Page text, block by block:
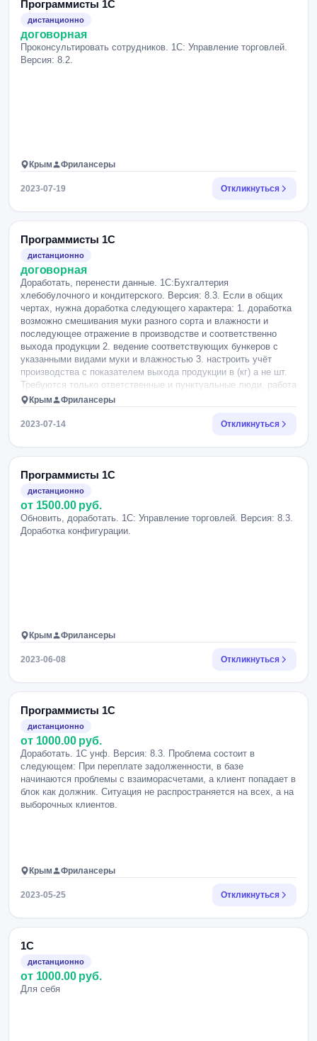
Программисты 1С
дистанционно
договорная
Проконсультировать сотрудников. 1С: Управление торговлей.
Версия: 8.2.
Крым Фрилансеры
2023-07-19 Откликнуться
Программисты 1С
дистанционно
договорная
Доработать, перенести данные. 1С:Бухгалтерия
хлебобулочного и кондитерского. Версия: 8.3. Если в общих
чертах, нужна доработка следующего характера: 1. доработка
возможно смешивания муки разного сорта и влажности и
последующее отражение в производстве и соответственно
выхода продукции 2. ведение соответствующих бункеров с
указанными видами муки и влажностью 3. настроить учёт
производства с показателем выхода продукции в (кг) а не шт.
Требуются только ответственные и пунктуальные люди, работа
по договору. оплата поэтапного закрытия. также нужно будет
содействие в составлении подробного ТЗ.
Крым Фрилансеры
2023-07-14 Откликнуться
Программисты 1С
дистанционно
от 1500.00 руб.
Обновить, доработать. 1С: Управление торговлей. Версия: 8.3.
Доработка конфигурации.
Крым Фрилансеры
2023-06-08 Откликнуться
Программисты 1С
дистанционно
от 1000.00 руб.
Доработать. 1С унф. Версия: 8.3. Проблема состоит в
следующем: При переплате задолженности, в базе
начинаются проблемы с взаиморасчетами, а клиент попадает в
блок как должник. Ситуация не распространяется на всех, а на
выборочных клиентов.
Крым Фрилансеры
2023-05-25 Откликнуться
1С
дистанционно
от 1000.00 руб.
Для себя